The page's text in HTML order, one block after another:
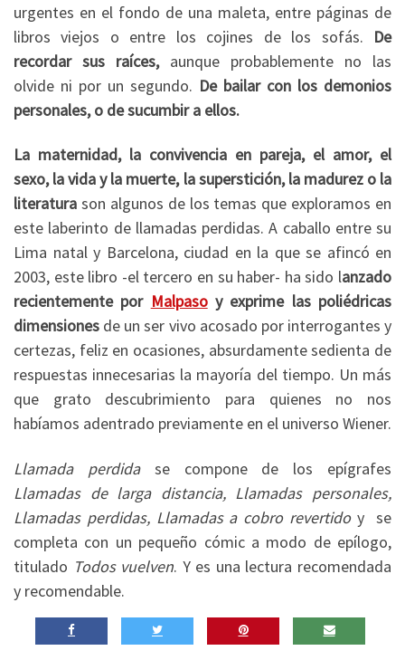
urgentes en el fondo de una maleta, entre páginas de
libros viejos o entre los cojines de los sofás. De
recordar sus raíces, aunque probablemente no las
olvide ni por un segundo. De bailar con los demonios
personales, o de sucumbir a ellos.
La maternidad, la convivencia en pareja, el amor, el
sexo, la vida y la muerte, la superstición, la madurez o la
literatura son algunos de los temas que exploramos en
este laberinto de llamadas perdidas. A caballo entre su
Lima natal y Barcelona, ciudad en la que se afincó en
2003, este libro -el tercero en su haber- ha sido lanzado
recientemente por Malpasoy exprime las poliédricas
dimensiones de un ser vivo acosado por interrogantes y
certezas, feliz en ocasiones, absurdamente sedienta de
respuestas innecesarias la mayoría del tiempo. Un más
que grato descubrimiento para quienes no nos
habíamos adentrado previamente en el universo Wiener.
Llamada perdidase compone de los epígrafes
Llamadas de larga distancia, Llamadas personales,
Llamadas perdidas, Llamadas a cobro revertidoy se
completa con un pequeño cómic a modo de epílogo,
titulado Todos vuelven. Y es una lectura recomendada
y recomendable.